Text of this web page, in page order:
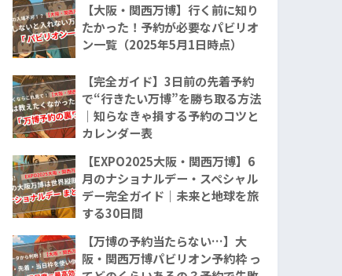
【大阪・関西万博】行く前に知り
たかった！予約が必要なパビリオ
ン一覧（2025年5月1日時点）
【完全ガイド】3日前の先着予約
で“行きたい万博”を勝ち取る方法
｜知らなきゃ損する予約のコツと
カレンダー表
【EXPO2025大阪・関西万博】6
月のナショナルデー・スペシャル
デー完全ガイド｜未来と地球を旅
する30日間
【万博の予約当たらない…】大
阪・関西万博パビリオン予約枠 っ